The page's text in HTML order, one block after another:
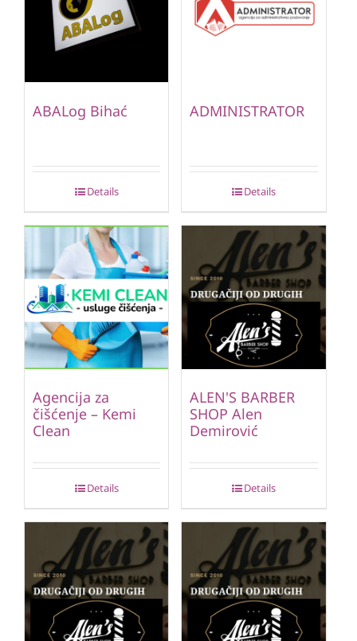
ABALog Bihać
Details
ADMINISTRATOR
Details
Agencija za
čišćenje – Kemi
Clean
Details
ALEN'S BARBER
SHOP Alen
Demirović
Details